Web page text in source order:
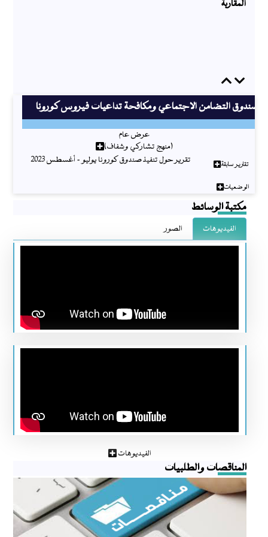
المقاربة
Previous
صندوق التضامن الاجتماعي ومكافحة تداعيات فيروس كورونا
عرض عام
(منهج تشاركي وشفاف)
تقارير سابقة تقرير حول تنفيذ صندوق كورونا يوليو - أغسطس 2023
الوضعيات
مكتبة الوسائط
الفيديوهات الصور
الفيديوهات
المناقصات والطلبيات